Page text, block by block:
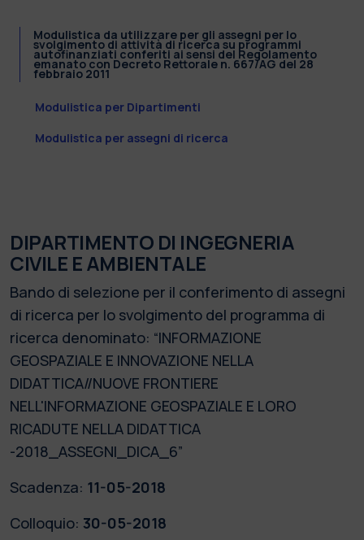
Modulistica da utilizzare per gli assegni per lo
svolgimento di attività di ricerca su programmi
autofinanziati conferiti ai sensi del Regolamento
emanato con Decreto Rettorale n. 667/AG del 28
febbraio 2011
Modulistica per Dipartimenti
Modulistica per assegni di ricerca
DIPARTIMENTO DI INGEGNERIA
CIVILE E AMBIENTALE
Bando di selezione per il conferimento di assegni
di ricerca per lo svolgimento del programma di
ricerca denominato: “INFORMAZIONE
GEOSPAZIALE E INNOVAZIONE NELLA
DIDATTICA//NUOVE FRONTIERE
NELL'INFORMAZIONE GEOSPAZIALE E LORO
RICADUTE NELLA DIDATTICA
-2018_ASSEGNI_DICA_6”
Scadenza: 11-05-2018
Colloquio: 30-05-2018